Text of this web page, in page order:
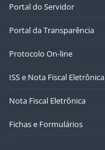
Portal do Servidor
Portal da Transparência
Protocolo On-line
ISS e Nota Fiscal Eletrônica
Nota Fiscal Eletrônica
Fichas e Formulários